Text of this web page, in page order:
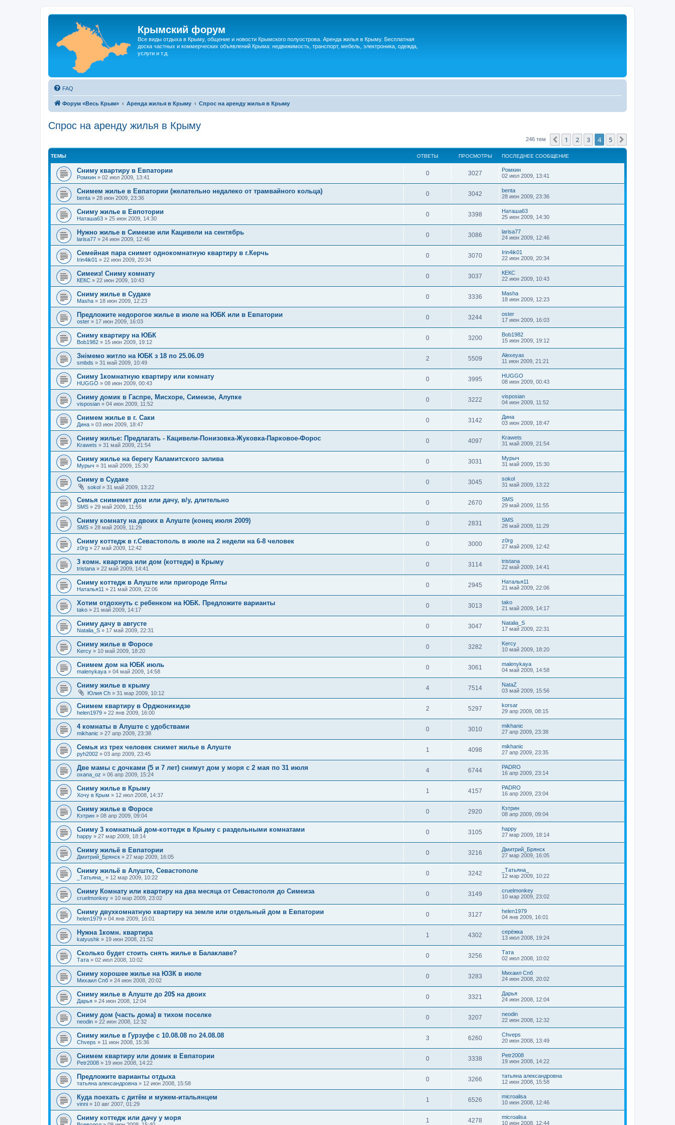
Крымский форум
Все виды отдыха в Крыму, общение и новости Крымского полуострова. Аренда жилья в Крыму. Бесплатная
доска частных и коммерческих объявлений Крыма: недвижимость, транспорт, мебель, электроника, одежда,
услуги и т.д.
FAQ
Форум «Весь Крым» Аренда жилья в Крыму Спрос на аренду жилья в Крыму
Спрос на аренду жилья в Крыму
246 тем Пред.
1 2 3 4 5
ТЕМЫ ОТВЕТЫ ПРОСМОТРЫ ПОСЛЕДНЕЕ СООБЩЕНИЕ
Сниму квартиру в Евпатории
Ромкин » 02 июл 2009, 13:41
0 3027
Ромкин
02 июл 2009, 13:41
Снимем жилье в Евпатории (желательно недалеко от трамвайного кольца)
benta » 28 июн 2009, 23:36
0 3042
benta
28 июн 2009, 23:36
Сниму жилье в Евпотории
Наташа63 » 25 июн 2009, 14:30
0 3398
Наташа63
25 июн 2009, 14:30
Нужно жилье в Симеизе или Кацивели на сентябрь
larisa77 » 24 июн 2009, 12:46
0 3086
larisa77
24 июн 2009, 12:46
Семейная пара снимет однокомнатную квартиру в г.Керчь
Irin4ik01 » 22 июн 2009, 20:34
0 3070
Irin4ik01
22 июн 2009, 20:34
Симеиз! Сниму комнату
КЕКС » 22 июн 2009, 10:43
0 3037
КЕКС
22 июн 2009, 10:43
Сниму жилье в Судаке
Masha » 18 июн 2009, 12:23
0 3336
Masha
18 июн 2009, 12:23
Предложите недорогое жилье в июле на ЮБК или в Евпатории
oster » 17 июн 2009, 16:03
0 3244
oster
17 июн 2009, 16:03
Сниму квартиру на ЮБК
Bob1982 » 15 июн 2009, 19:12
0 3200
Bob1982
15 июн 2009, 19:12
Знімемо житло на ЮБК з 18 по 25.06.09
smbds » 31 май 2009, 10:49
2 5509
Alexeyas
11 июн 2009, 21:21
Сниму 1комнатную квартиру или комнату
HUGGO » 08 июн 2009, 00:43
0 3995
HUGGO
08 июн 2009, 00:43
Сниму домик в Гаспре, Мисхоре, Симеизе, Алупке
visposian » 04 июн 2009, 11:52
0 3222
visposian
04 июн 2009, 11:52
Снимем жилье в г. Саки
Дина » 03 июн 2009, 18:47
0 3142
Дина
03 июн 2009, 18:47
Сниму жилье: Предлагать - Кацивели-Понизовка-Жуковка-Парковое-Форос
Krawets » 31 май 2009, 21:54
0 4097
Krawets
31 май 2009, 21:54
Сниму жилье на берегу Каламитского залива
Мурыч » 31 май 2009, 15:30
0 3031
Мурыч
31 май 2009, 15:30
Сниму в Судаке
sokol » 31 май 2009, 13:22
0 3045
sokol
31 май 2009, 13:22
Семья снимемет дом или дачу, в/у, длительно
SMS » 29 май 2009, 11:55
0 2670
SMS
29 май 2009, 11:55
Сниму комнату на двоих в Алуште (конец июля 2009)
SMS » 28 май 2009, 11:29
0 2831
SMS
28 май 2009, 11:29
Сниму коттедж в г.Севастополь в июле на 2 недели на 6-8 человек
z0rg » 27 май 2009, 12:42
0 3000
z0rg
27 май 2009, 12:42
3 комн. квартира или дом (коттедж) в Крыму
tristana » 22 май 2009, 14:41
0 3114
tristana
22 май 2009, 14:41
Сниму коттедж в Алуште или пригороде Ялты
Наталья11 » 21 май 2009, 22:06
0 2945
Наталья11
21 май 2009, 22:06
Хотим отдохнуть с ребенком на ЮБК. Предложите варианты
tako » 21 май 2009, 14:17
0 3013
tako
21 май 2009, 14:17
Сниму дачу в августе
Natalia_S » 17 май 2009, 22:31
0 3047
Natalia_S
17 май 2009, 22:31
Сниму жилье в Форосе
Kercy » 10 май 2009, 18:20
0 3282
Kercy
10 май 2009, 18:20
Снимем дом на ЮБК июль
malenykaya » 04 май 2009, 14:58
0 3061
malenykaya
04 май 2009, 14:58
Сниму жилье в крыму
Юлия Сh » 31 мар 2009, 10:12
4 7514
NataZ
03 май 2009, 15:56
Снимем квартиру в Орджоникидзе
helen1979 » 22 янв 2009, 16:00
2 5297
korsar
29 апр 2009, 08:15
4 комнаты в Алуште с удобствами
mikhanic » 27 апр 2009, 23:38
0 3010
mikhanic
27 апр 2009, 23:38
Семья из трех человек снимет жилье в Алуште
pyh2002 » 03 апр 2009, 23:45
1 4098
mikhanic
27 апр 2009, 23:35
Две мамы с дочками (5 и 7 лет) снимут дом у моря с 2 мая по 31 июля
oxana_oz » 06 апр 2009, 15:24
4 6744
PADRO
16 апр 2009, 23:14
Сниму жилье в Крыму
Хочу в Крым » 12 июл 2008, 14:37
1 4157
PADRO
16 апр 2009, 23:04
Сниму жилье в Форосе
Кэтрин » 08 апр 2009, 09:04
0 2920
Кэтрин
08 апр 2009, 09:04
Сниму 3 комнатный дом-коттедж в Крыму с раздельными комнатами
happy » 27 мар 2009, 18:14
0 3105
happy
27 мар 2009, 18:14
Сниму жильё в Евпатории
Дмитрий_Брянск » 27 мар 2009, 16:05
0 3216
Дмитрий_Брянск
27 мар 2009, 16:05
Сниму жильё в Алуште, Севастополе
_Татьяна_ » 12 мар 2009, 10:22
0 3242
_Татьяна_
12 мар 2009, 10:22
Сниму Комнату или квартиру на два месяца от Севастополя до Симеиза
cruelmonkey » 10 мар 2009, 23:02
0 3149
cruelmonkey
10 мар 2009, 23:02
Сниму двухкомнатную квартиру на земле или отдельный дом в Евпатории
helen1979 » 04 янв 2009, 16:01
0 3127
helen1979
04 янв 2009, 16:01
Нужна 1комн. квартира
katyushk » 19 июн 2008, 21:52
1 4302
серёжка
13 июл 2008, 19:24
Сколько будет стоить снять жилье в Балаклаве?
Тата » 02 июл 2008, 10:02
0 3256
Тата
02 июл 2008, 10:02
Сниму хорошее жилье на ЮЗК в июле
Михаил Спб » 24 июн 2008, 20:02
0 3283
Михаил Спб
24 июн 2008, 20:02
Сниму жилье в Алуште до 20$ на двоих
Дарья » 24 июн 2008, 12:04
0 3321
Дарья
24 июн 2008, 12:04
Сниму дом (часть дома) в тихом поселке
neodin » 22 июн 2008, 12:32
0 3207
neodin
22 июн 2008, 12:32
Сниму жилье в Гурзуфе с 10.08.08 по 24.08.08
Chveps » 11 июн 2008, 15:36
3 6260
Chveps
20 июн 2008, 13:49
Снимем квартиру или домик в Евпатории
Petr2008 » 19 июн 2008, 14:22
0 3338
Petr2008
19 июн 2008, 14:22
Предложите варианты отдыха
татьяна александровна » 12 июн 2008, 15:58
0 3266
татьяна александровна
12 июн 2008, 15:58
Куда поехать с дитём и мужем-итальянцем
vinni » 10 авг 2007, 01:29
1 6526
microalisa
10 июн 2008, 12:46
Сниму коттедж или дачу у моря 1 4278
microalisa
10 июн 2008, 12:44